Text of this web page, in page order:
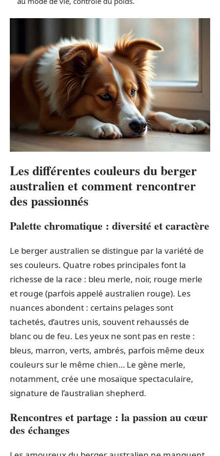
Les différentes couleurs du berger
australien et comment rencontrer
des passionnés
Palette chromatique : diversité et caractère
Le berger australien se distingue par la variété de
ses couleurs. Quatre robes principales font la
richesse de la race : bleu merle, noir, rouge merle
et rouge (parfois appelé australien rouge). Les
nuances abondent : certains pelages sont
tachetés, d’autres unis, souvent rehaussés de
blanc ou de feu. Les yeux ne sont pas en reste :
bleus, marron, verts, ambrés, parfois même deux
couleurs sur le même chien… Le gène merle,
notamment, crée une mosaïque spectaculaire,
signature de l’australian shepherd.
Rencontres et partage : la passion au cœur
des échanges